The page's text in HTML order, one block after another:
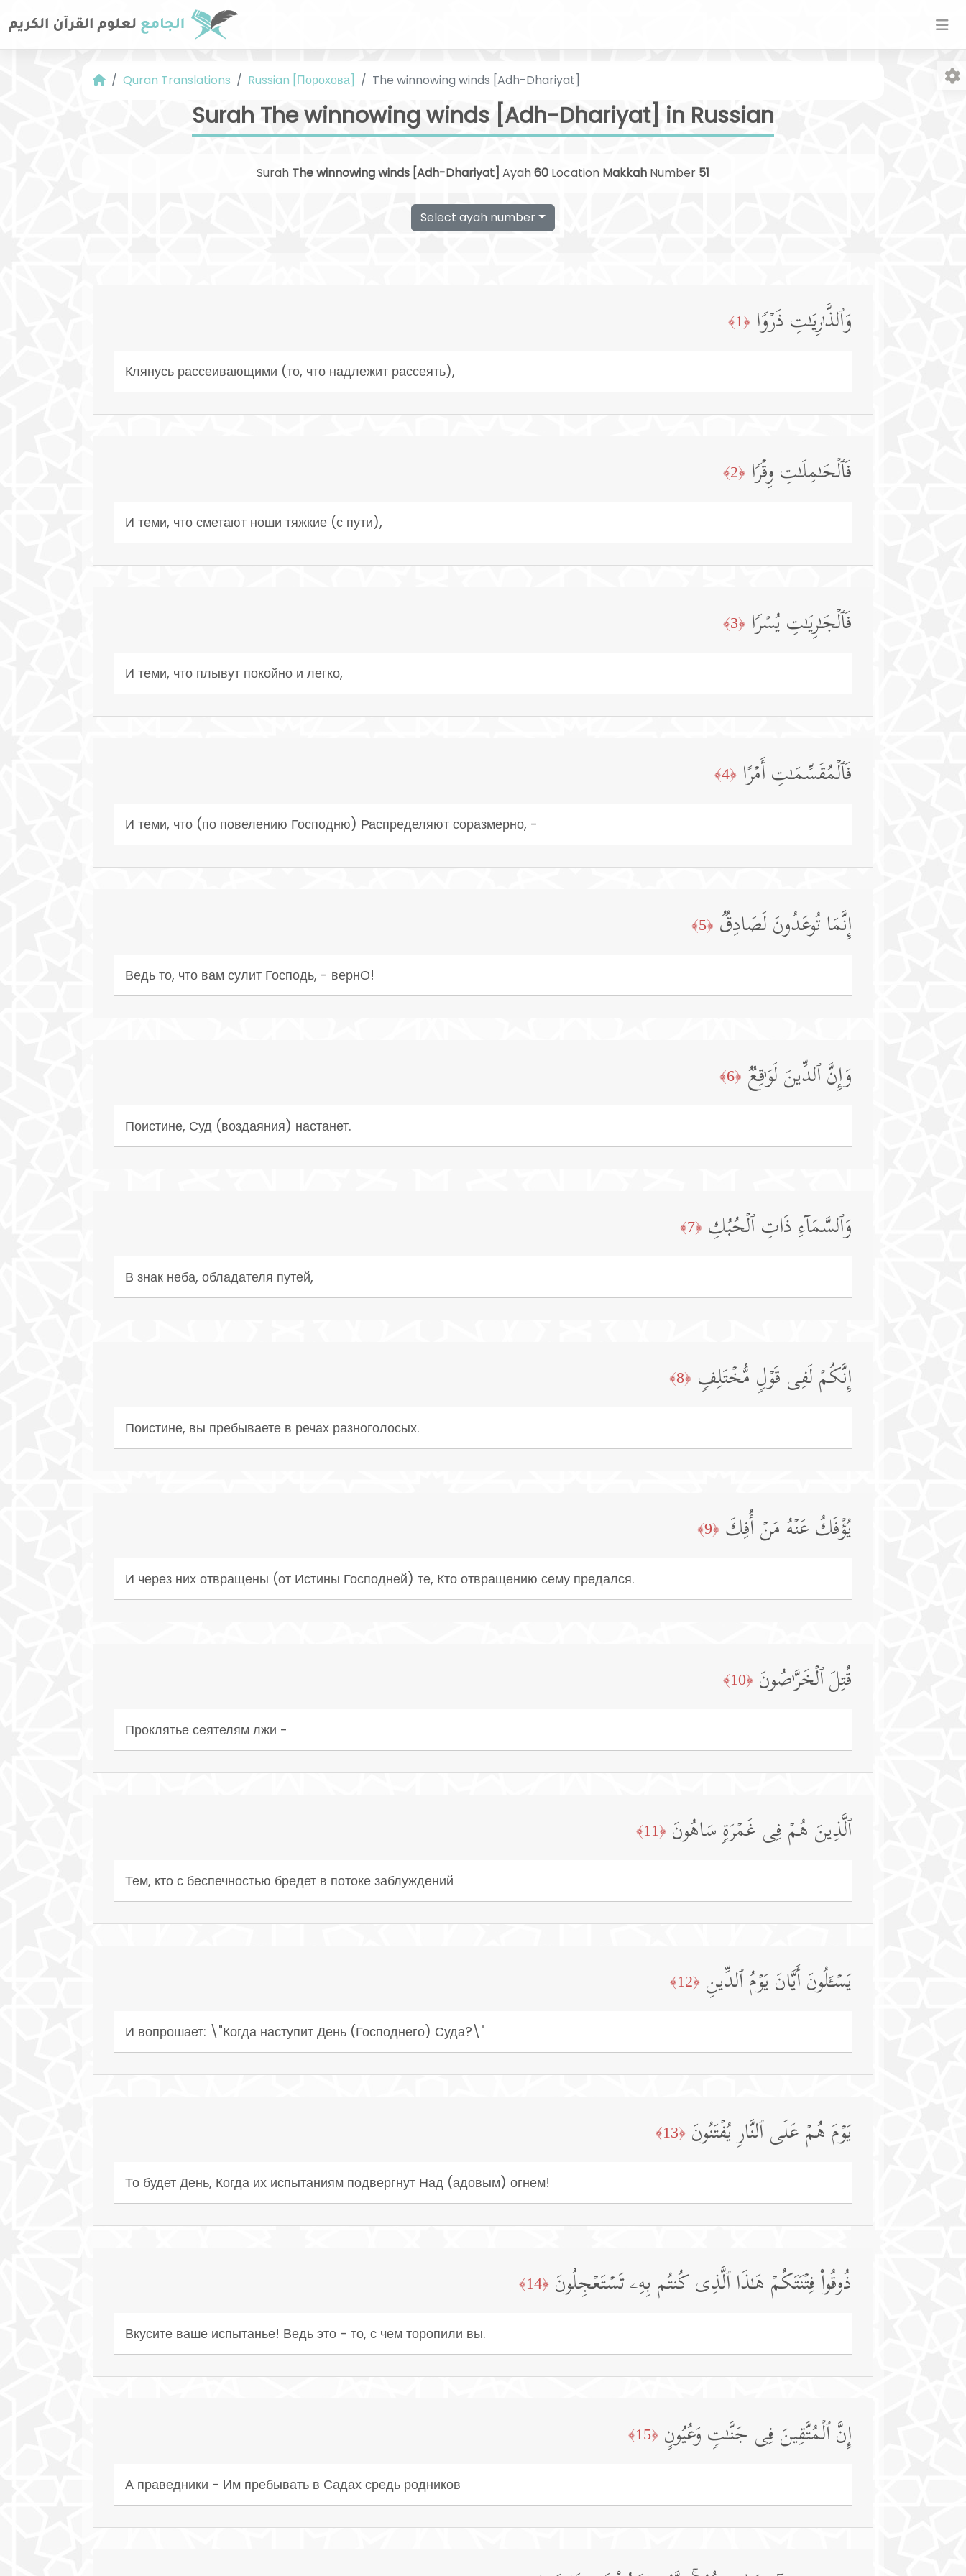
Quran Translations Russian [Порохова] The winnowing winds [Adh-Dhariyat]
Surah The winnowing winds [Adh-Dhariyat] in Russian
Surah The winnowing winds [Adh-Dhariyat] Ayah60 Location Makkah Number 51
Select ayah number
وَٱلذَّ ٰ⁠رِیَـٰتِ ذَرۡوࣰا ﴿1﴾
Клянусь рассеивающими (то, что надлежит рассеять),
فَٱلۡحَـٰمِلَـٰتِ وِقۡرࣰا ﴿2﴾
И теми, что сметают ноши тяжкие (с пути),
فَٱلۡجَـٰرِیَـٰتِ یُسۡرࣰا ﴿3﴾
И теми, что плывут покойно и легко,
فَٱلۡمُقَسِّمَـٰتِ أَمۡرًا ﴿4﴾
И теми, что (по повелению Господню) Распределяют соразмерно, -
إِنَّمَا تُوعَدُونَ لَصَادِقࣱ ﴿5﴾
Ведь то, что вам сулит Господь, - вернО!
وَإِنَّ ٱلدِّینَ لَوَ ٰ⁠قِعࣱ ﴿6﴾
Поистине, Суд (воздаяния) настанет.
وَٱلسَّمَاۤءِ ذَاتِ ٱلۡحُبُكِ ﴿7﴾
В знак неба, обладателя путей,
إِنَّكُمۡ لَفِی قَوۡلࣲ مُّخۡتَلِفࣲ ﴿8﴾
Поистине, вы пребываете в речах разноголосых.
یُؤۡفَكُ عَنۡهُ مَنۡ أُفِكَ ﴿9﴾
И через них отвращены (от Истины Господней) те, Кто отвращению сему предался.
قُتِلَ ٱلۡخَرَّ ٰ⁠صُونَ ﴿10﴾
Проклятье сеятелям лжи -
ٱلَّذِینَ هُمۡ فِی غَمۡرَةࣲ سَاهُونَ ﴿11﴾
Тем, кто с беспечностью бредет в потоке заблуждений
یَسۡـَٔلُونَ أَیَّانَ یَوۡمُ ٱلدِّینِ ﴿12﴾
И вопрошает: \"Когда наступит День (Господнего) Суда?\"
یَوۡمَ هُمۡ عَلَى ٱلنَّارِ یُفۡتَنُونَ ﴿13﴾
То будет День, Когда их испытаниям подвергнут Над (адовым) огнем!
ذُوقُوا۟ فِتۡنَتَكُمۡ هَـٰذَا ٱلَّذِی كُنتُم بِهِۦ تَسۡتَعۡجِلُونَ ﴿14﴾
Вкусите ваше испытанье! Ведь это - то, с чем торопили вы.
إِنَّ ٱلۡمُتَّقِینَ فِی جَنَّـٰتࣲ وَعُیُونٍ ﴿15﴾
А праведники - Им пребывать в Садах средь родников